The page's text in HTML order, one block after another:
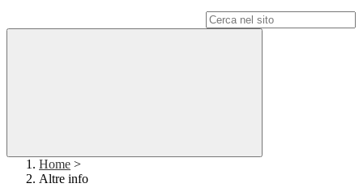
Home >
Altre info